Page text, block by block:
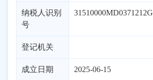
纳税人识别
号
31510000MD0371212G
登记机关
成立日期 2025-06-15